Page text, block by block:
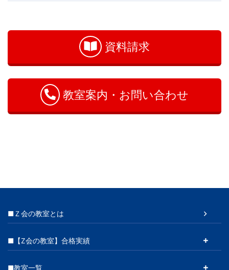
資料請求
教室案内・お問い合わせ
■Ｚ会の教室とは
■【Z会の教室】合格実績
■教室一覧